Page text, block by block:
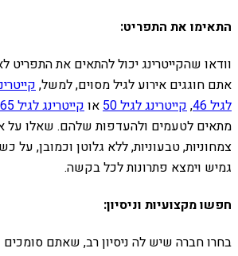
התאימו את התפריט:
וודאו שהקייטרינג יכול להתאים את
אתם חוגגים אירוע לגיל מסוים, למשל,
לגיל 46
,קייטרינג לגיל 50 אוקייטרינג לגיל 65
מתאים לטעמים ולהעדפות שלהם. שאלו על
צמחוניות, טבעוניות, ללא גלוטן וכמובן, על
גמיש וימצא פתרונות לכל בקשה.
חפשו מקצועיות וניסיון:
בחרו חברה שיש לה ניסיון רב, שאתם